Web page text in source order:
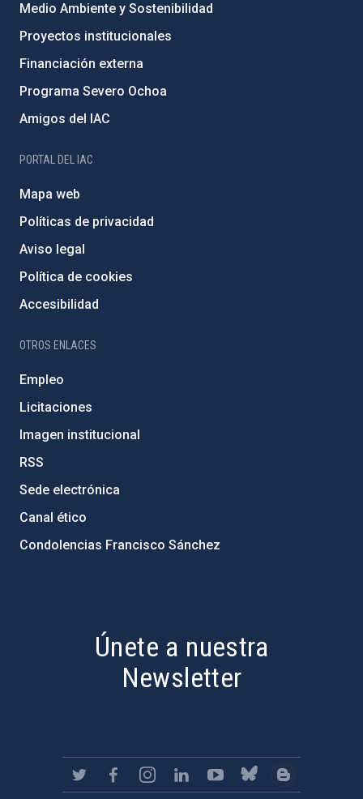
Medio Ambiente y Sostenibilidad
Proyectos institucionales
Financiación externa
Programa Severo Ochoa
Amigos del IAC
PORTAL DEL IAC
Mapa web
Políticas de privacidad
Aviso legal
Política de cookies
Accesibilidad
OTROS ENLACES
Empleo
Licitaciones
Imagen institucional
RSS
Sede electrónica
Canal ético
Condolencias Francisco Sánchez
Únete a nuestra
Newsletter